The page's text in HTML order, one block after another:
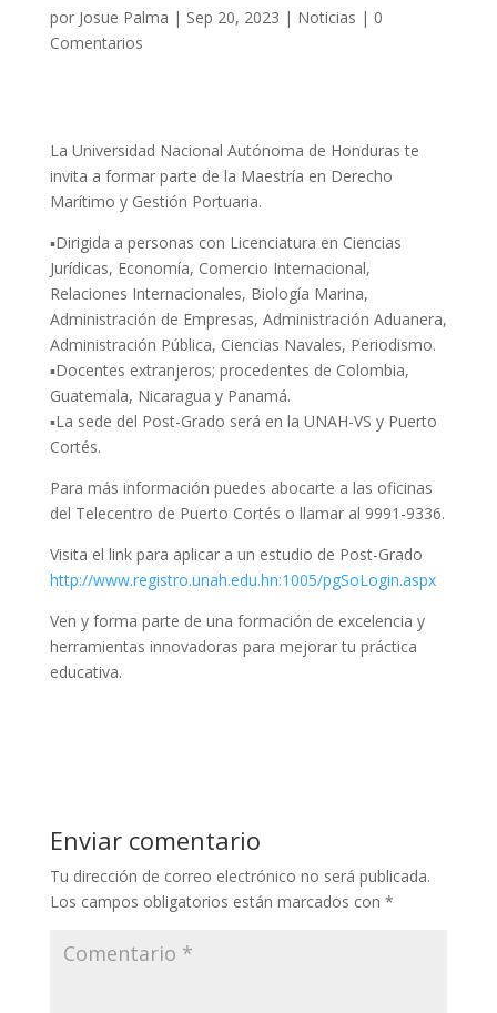
por Josue Palma | Sep 20, 2023 | Noticias | 0
Comentarios
La Universidad Nacional Autónoma de Honduras te
invita a formar parte de la Maestría en Derecho
Marítimo y Gestión Portuaria.
▪️Dirigida a personas con Licenciatura en Ciencias
Jurídicas, Economía, Comercio Internacional,
Relaciones Internacionales, Biología Marina,
Administración de Empresas, Administración Aduanera,
Administración Pública, Ciencias Navales, Periodismo.
▪️Docentes extranjeros; procedentes de Colombia,
Guatemala, Nicaragua y Panamá.
▪️La sede del Post-Grado será en la UNAH-VS y Puerto
Cortés.
Para más información puedes abocarte a las oficinas
del Telecentro de Puerto Cortés o llamar al 9991-9336.
Visita el link para aplicar a un estudio de Post-Grado
http://www.registro.unah.edu.hn:1005/pgSoLogin.aspx
Ven y forma parte de una formación de excelencia y
herramientas innovadoras para mejorar tu práctica
educativa.
Enviar comentario
Tu dirección de correo electrónico no será publicada.
Los campos obligatorios están marcados con *